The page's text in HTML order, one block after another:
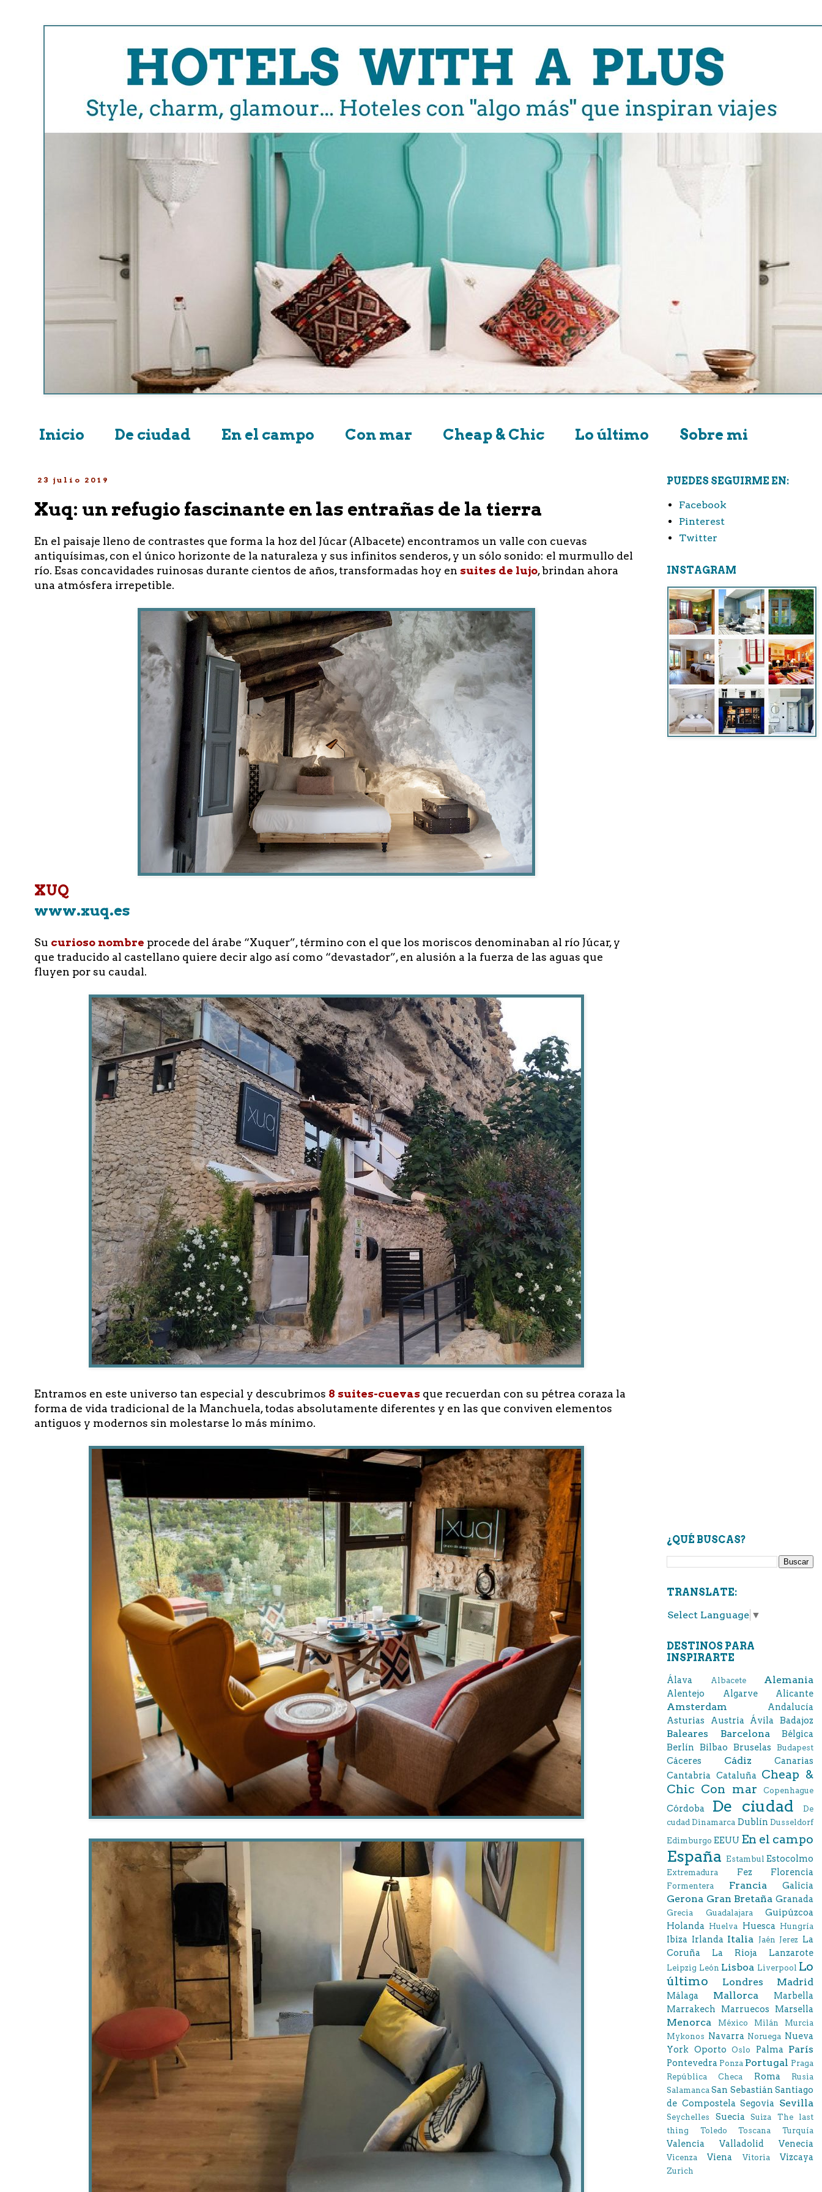
Inicio De ciudad En el campo Con mar Cheap & Chic Lo último Sobre mi
23 julio 2019
Xuq: un refugio fascinante en las entrañas de la tierra
En el paisaje lleno de contrastes que forma la hoz del Júcar (Albacete) encontramos un valle con cuevas
antiquísimas, con el único horizonte de la naturaleza y sus infinitos senderos, y un sólo sonido: el murmullo del
río. Esas concavidades ruinosas durante cientos de años, transformadas hoy en suites de lujo, brindan ahora
una atmósfera irrepetible.
XUQ
www.xuq.es
Su curioso nombre procede del árabe “Xuquer”, término con el que los moriscos denominaban al río Júcar, y
que traducido al castellano quiere decir algo así como “devastador”, en alusión a la fuerza de las aguas que
fluyen por su caudal.
Entramos en este universo tan especial y descubrimos 8 suites-cuevas que recuerdan con su pétrea coraza la
forma de vida tradicional de la Manchuela, todas absolutamente diferentes y en las que conviven elementos
antiguos y modernos sin molestarse lo más mínimo.
PUEDES SEGUIRME EN:
Facebook
Pinterest
Twitter
INSTAGRAM
¿QUÉ BUSCAS?
TRANSLATE:
Select Language ▼
DESTINOS PARA
INSPIRARTE
Álava Albacete Alemania
Alentejo Algarve Alicante
Amsterdam
Andalucía
Asturias
Austria Ávila Badajoz
Baleares Barcelona
Bélgica
Berlín Bilbao Bruselas Budapest
Cáceres Cádiz
Canarias
Cantabria Cataluña Cheap &
Chic Con mar Copenhague
Córdoba De ciudad
De
cudad Dinamarca Dublín Dusseldorf
Edimburgo EEUU En el campo
España Estambul Estocolmo
Extremadura Fez Florencia
Formentera Francia Galicia
Gerona Gran Bretaña Granada
Grecia Guadalajara
Guipúzcoa
Holanda Huelva Huesca Hungría
Ibiza Irlanda Italia Jaén Jerez La
Coruña
La Rioja Lanzarote
Leipzig León Lisboa Liverpool Lo
último
Londres Madrid
Málaga Mallorca
Marbella
Marrakech
Marruecos Marsella
Menorca México Milán
Murcia
Mykonos Navarra Noruega Nueva
York Oporto Oslo Palma París
Pontevedra Ponza Portugal Praga
República Checa
Roma
Rusia
Salamanca San Sebastián Santiago
de Compostela Segovia Sevilla
Seychelles Suecia Suiza
The last
thing
Toledo Toscana Turquía
Valencia Valladolid Venecia
Vicenza Viena Vitoria Vizcaya
Zurich